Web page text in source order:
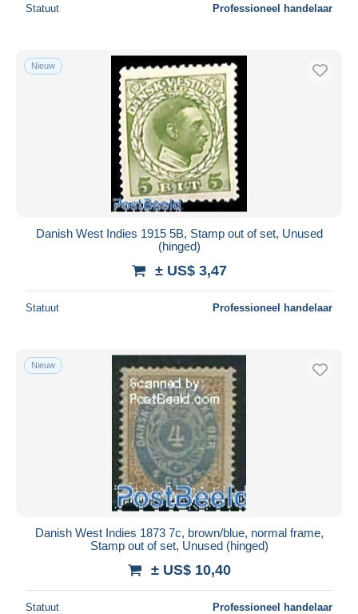
Statuut Professioneel handelaar
Nieuw
Danish West Indies 1915 5B, Stamp out of set, Unused
(hinged)
± US$ 3,47
Statuut Professioneel handelaar
Nieuw
Danish West Indies 1873 7c, brown/blue, normal frame,
Stamp out of set, Unused (hinged)
± US$ 10,40
Statuut Professioneel handelaar